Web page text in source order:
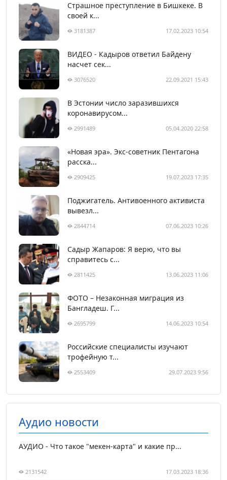
Страшное преступление в Бишкеке. В
своей к...
3181387 17.02.2023 10:54
ВИДЕО - Кадыров ответил Байдену
насчет сек...
3076520 22.09.2021 15:43
В Эстонии число заразившихся
коронавирусом...
2991489 05.04.2020 22:58
«Новая эра». Экс-советник Пентагона
расска...
2909425 19.07.2023 17:35
Поджигатель. Антивоенного активиста
вывезл...
2844714 07.06.2023 10:26
Садыр Жапаров: Я верю, что вы
справитесь с...
2811425 13.06.2023 11:06
ФОТО – Незаконная миграция из
Бангладеш. Г...
2695799 14.06.2023 10:54
Российские специалисты изучают
трофейную т...
2553409 29.07.2023 9:56
Аудио новости
АУДИО - Что такое "мекен-карта" и какие пр...
2131542 17.03.2023 18:36